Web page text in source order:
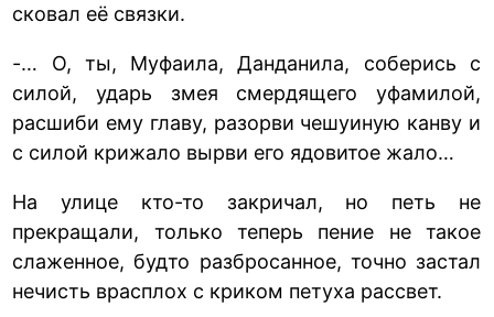
сковал её связки.
-… О, ты, Муфаила, Данданила, соберись с
силой, ударь змея смердящего уфамилой,
расшиби ему главу, разорви чешуиную канву и
с силой крижало вырви его ядовитое жало…
На улице кто-то закричал, но петь не
прекращали, только теперь пение не такое
слаженное, будто разбросанное, точно застал
нечисть врасплох с криком петуха рассвет.